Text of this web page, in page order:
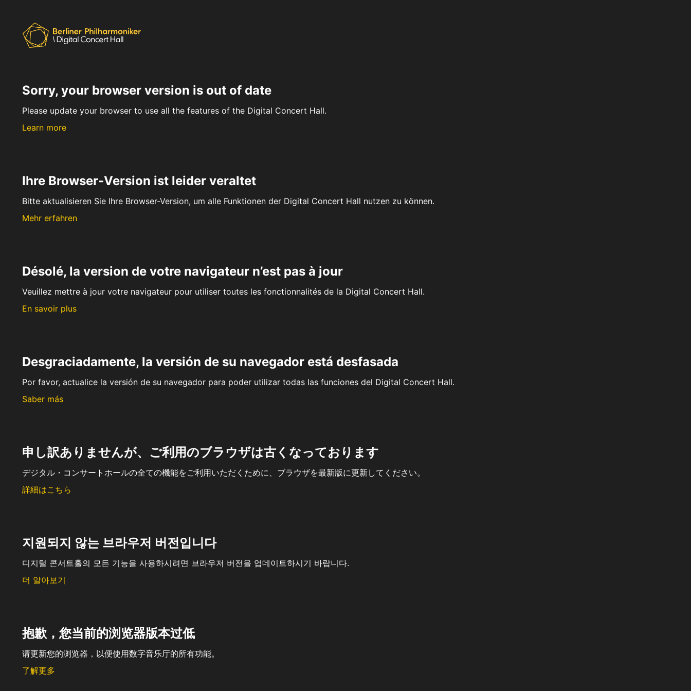
Sorry, your browser version is out of date
Please update your browser to use all the features of the Digital Concert Hall.
Learn more
Ihre Browser-Version ist leider veraltet
Bitte aktualisieren Sie Ihre Browser-Version, um alle Funktionen der Digital Concert Hall nutzen zu können.
Mehr erfahren
Désolé, la version de votre navigateur n’est pas à jour
Veuillez mettre à jour votre navigateur pour utiliser toutes les fonctionnalités de la Digital Concert Hall.
En savoir plus
Desgraciadamente, la versión de su navegador está desfasada
Por favor, actualice la versión de su navegador para poder utilizar todas las funciones del Digital Concert Hall.
Saber más
申し訳ありませんが、ご利用のブラウザは古くなっております
デジタル・コンサートホールの全ての機能をご利用いただくために、ブラウザを最新版に更新してください。
詳細はこちら
지원되지 않는 브라우저 버전입니다
디지털 콘서트홀의 모든 기능을 사용하시려면 브라우저 버전을 업데이트하시기 바랍니다.
더 알아보기
抱歉，您当前的浏览器版本过低
请更新您的浏览器，以便使用数字音乐厅的所有功能。
了解更多